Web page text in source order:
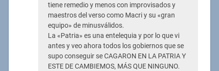
tiene remedio y menos con improvisados y
maestros del verso como Macri y su «gran
equipo» de minusválidos.
La «Patria» es una entelequia y por lo que vi
antes y veo ahora todos los gobiernos que se
supo conseguir se CAGARON EN LA PATRIA Y
ESTE DE CAMBIEMOS, MÁS QUE NINGUNO.